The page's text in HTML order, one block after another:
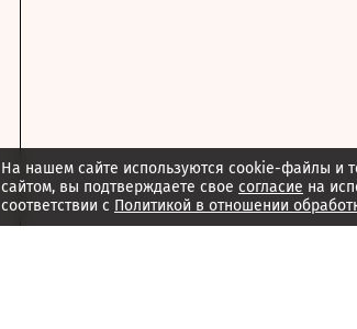
На нашем сайте используются cookie-файлы и
сайтом, вы подтверждаете свое согласие на
соответствии с Политикой в отношении